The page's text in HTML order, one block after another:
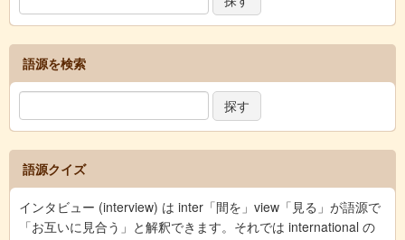
語源を検索
語源クイズ
インタビュー (interview) は inter「間を」view「見る」が語源で
「お互いに見合う」と解釈できます。それでは international の